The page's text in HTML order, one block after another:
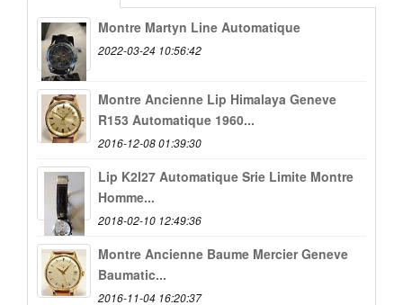
Montre Martyn Line Automatique
2022-03-24 10:56:42
Montre Ancienne Lip Himalaya Geneve
R153 Automatique 1960...
2016-12-08 01:39:30
Lip K2l27 Automatique Srie Limite Montre
Homme...
2018-02-10 12:49:36
Montre Ancienne Baume Mercier Geneve
Baumatic...
2016-11-04 16:20:37